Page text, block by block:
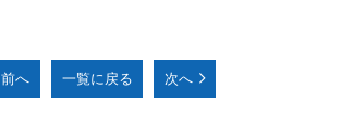
前へ 一覧に戻る 次へ